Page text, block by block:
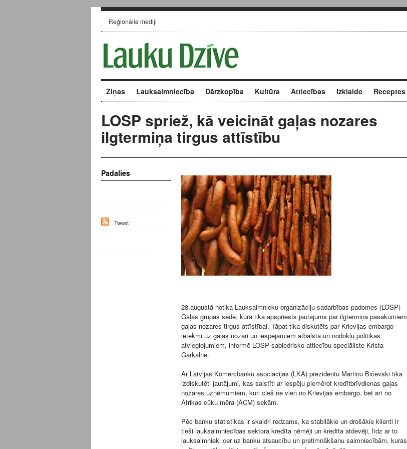
Reģionālie mediji
Ziņas Lauksaimniecība Dārzkopība Kultūra Attiecības Izklaide Receptes
LOSP spriež, kā veicināt gaļas nozares
ilgtermiņa tirgus attīstību
28.augustā notika Lauksaimnieku organizāciju sadarbības padomes (LOSP)
Gaļas grupas sēdē, kurā tika apspriests jautājums par ilgtermiņa pasākumiem
gaļas nozares tirgus attīstībai. Tāpat tika diskutēts par Krievijas embargo
ietekmi uz gaļas nozari un iespējamiem atbalsta un nodokļu politikas
atvieglojumiem, informē LOSP sabiedrisko attiecību speciāliste Krista
Garkalne.
Ar Latvijas Komercbanku asociācijas (LKA) prezidentu Mārtiņu Bičevski tika
izdiskutēti jautājumi, kas saistīti ar iespēju piemērot kredītbrīvdienas gaļas
nozares uzņēmumiem, kuri cieš ne vien no Krievijas embargo, bet arī no
Āfrikas cūku mēra (ĀCM) sekām.
Pēc banku statistikas ir skaidri redzams, ka stabilākie un drošākie klienti ir
tieši lauksaimniecības sektora kredīta ņēmēji un kredīta atdevēji, līdz ar to
lauksaimnieki cer uz banku atsaucību un pretimnākšanu saimniecībām, kuras
Padalies
Tweet